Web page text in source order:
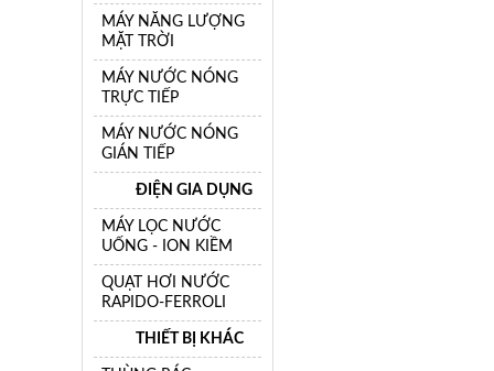
MÁY NĂNG LƯỢNG
MẶT TRỜI
MÁY NƯỚC NÓNG
TRỰC TIẾP
MÁY NƯỚC NÓNG
GIÁN TIẾP
ĐIỆN GIA DỤNG
MÁY LỌC NƯỚC
UỐNG - ION KIỀM
QUẠT HƠI NƯỚC
RAPIDO-FERROLI
THIẾT BỊ KHÁC